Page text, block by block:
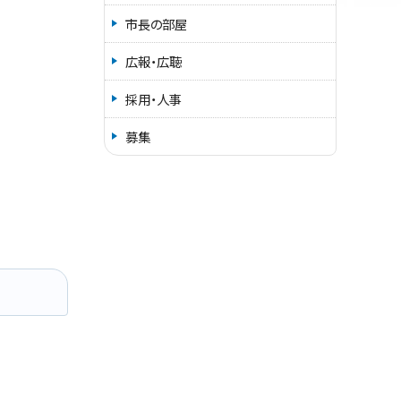
市長の部屋
広報・広聴
採用・人事
募集